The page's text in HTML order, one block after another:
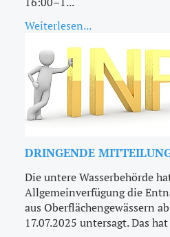
Weiterlesen...
DRINGENDE
Die untere Wasserbehörde
Allgemeinverfügung die
aus Oberflächengewässern
17.07.2025 untersagt. Das